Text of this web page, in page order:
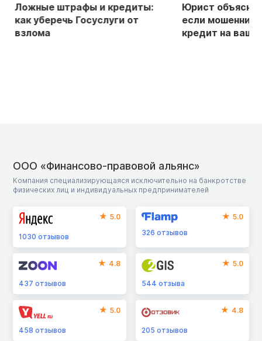
Ложные штрафы и кредиты:
как уберечь Госуслуги от
взлома
Юрист
если
кредит на ваше
ООО «Финансово-правовой альянс»
Компания специализирующаяся исключительно на банкротстве
физических лиц и индивидуальных предпринимателей
5.0
1030 отзывов
5.0
326отзывов
4.8
437 отзывов
5.0
544отзыва
5.0
458 отзывов
4.8
205отзывов